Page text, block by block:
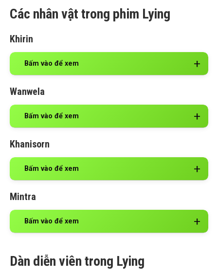
Các nhân vật trong phim Lying
Khirin
Bấm vào để xem
Wanwela
Bấm vào để xem
Khanisorn
Bấm vào để xem
Mintra
Bấm vào để xem
Dàn diễn viên trong Lying